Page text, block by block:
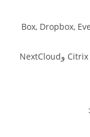
+ Box, Dropbox,
+ أي خدمة متوافقة مع WebDAV مثل Citrix ShareFile وNextCloud